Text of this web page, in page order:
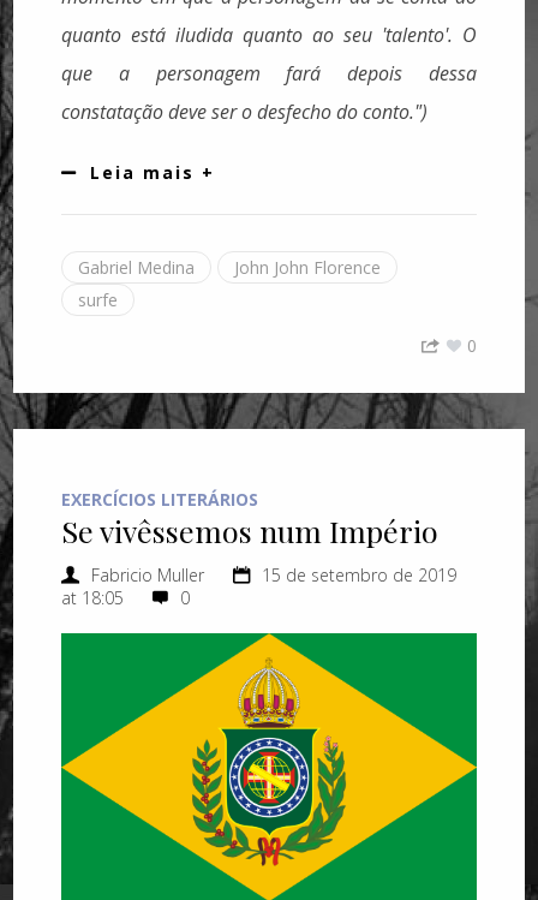
quanto está iludida quanto ao seu 'talento'. O
que a personagem fará depois dessa
constatação deve ser o desfecho do conto.")
Leia mais +
Gabriel Medina
John John Florence
surfe
0
EXERCÍCIOS LITERÁRIOS
Se vivêssemos num Império
Fabricio Muller
15 de setembro de 2019
at 18:05
0